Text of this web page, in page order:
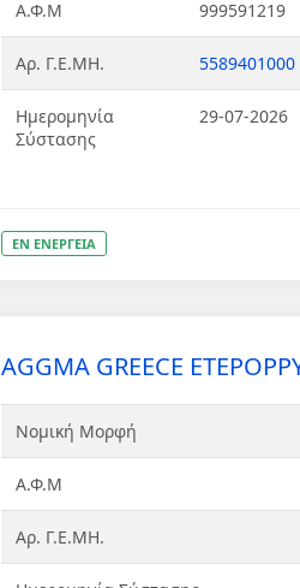
Α.Φ.Μ 999591219
Αρ. Γ.Ε.ΜΗ.
Ημερομηνία
Σύστασης
29-07-2026
ΕΝ ΕΝΕΡΓΕΙΑ
AGGMA GREECE
Νομική Μορφή
Α.Φ.Μ
Αρ. Γ.Ε.ΜΗ.